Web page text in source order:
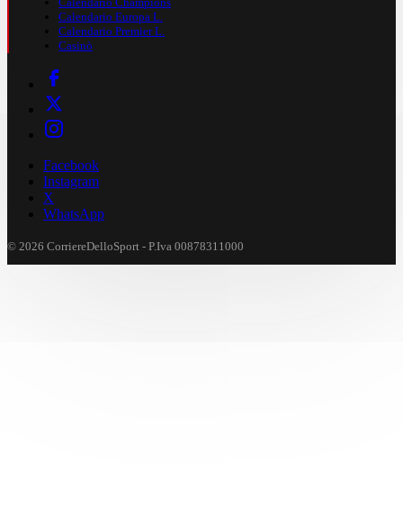
Calendario Europa L.
Calendario Premier L.
Casinò
Facebook
Instagram
X
WhatsApp
© 2026 CorriereDelloSport - P.Iva 00878311000